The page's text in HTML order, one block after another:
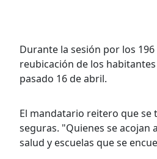
Durante la sesión por los
reubicación de los
pasado 16 de abril.
El mandatario reitero que se
seguras. "Quienes se acojan
salud y escuelas que se